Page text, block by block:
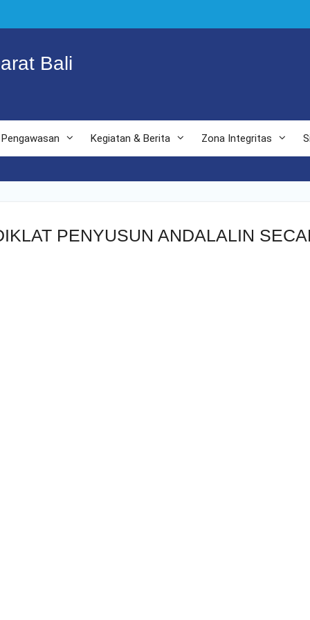
Bali
Pengawasan Kegiatan & Berita Zona Integritas
PENYUSUN ANDALALIN